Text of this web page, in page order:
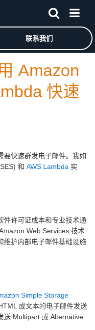
联系我们
Amazon
快速
要快速群发电子邮件。我如
和 AWS Lambda 实
件许可证成本和专业技术通
Web Services 技术
维护内部电子邮件基础设施
Simple Storage
或文本的电子邮件发送
送 Multipart 或 Alternative